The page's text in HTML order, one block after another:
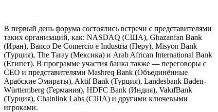
В первый день форума состоялись встречи с представителями
таких организаций, как: NASDAQ (США), Ghazanfan Bank
(Иран), Banco De Comercio e Industria (Перу), Misyon Bank
(Турция), The Taray (Мексика) и Arab African International Bank
(Египет). В программе участия банка также — переговоры с
СЕО и представителями Mashreq Bank (Объединённые
Арабские Эмираты), Aktif Bank (Турция), Landesbank Baden-
Württemberg (Германия), HDFC Bank (Индия), VakıfBank
(Турция), Chainlink Labs (США) и другими ключевыми
игроками.